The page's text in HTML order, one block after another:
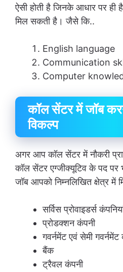
ऐसी होती है जिनके आधार पर
मिल सकती है। जैसे कि..
English language
Communication
Computer
कॉल सेंटर में जॉब
विकल्प
अगर आप कॉल सेंटर में नौकरी
कॉल सेंटर एग्जीक्यूटिव के पद
जॉब आपको निम्नलिखित क्षेत्र में
सर्विस प्रोवाइडर्स
प्रोडक्शन कंपनी
गवर्नमेंट एवं सेमी गवर्नमेंट
बैंक
ट्रैवल कंपनी